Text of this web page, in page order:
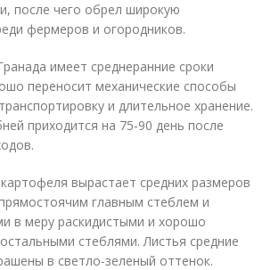
после чего обрел широкую
фермеров и огородников.
имеет среднеранние сроки
переносит механические способы
и длительное хранение.
приходится на 75-90 день после
вырастает средних размеров
главным стеблем и
в меру раскидистыми и хорошо
стеблями. Листья средние
в светло-зеленый оттенок.